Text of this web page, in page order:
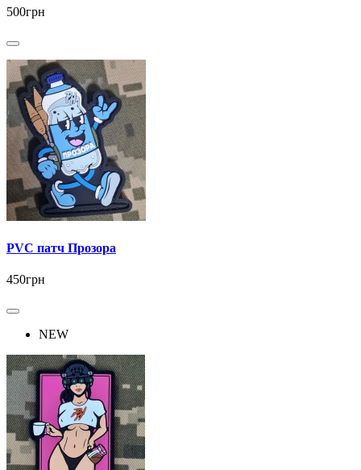
500грн
PVC патч Прозора
450грн
NEW